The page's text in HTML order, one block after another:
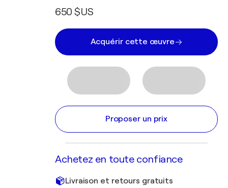
650 $US
Acquérir cette œuvre
Proposer un prix
Achetez en toute confiance
Livraison et retours gratuits